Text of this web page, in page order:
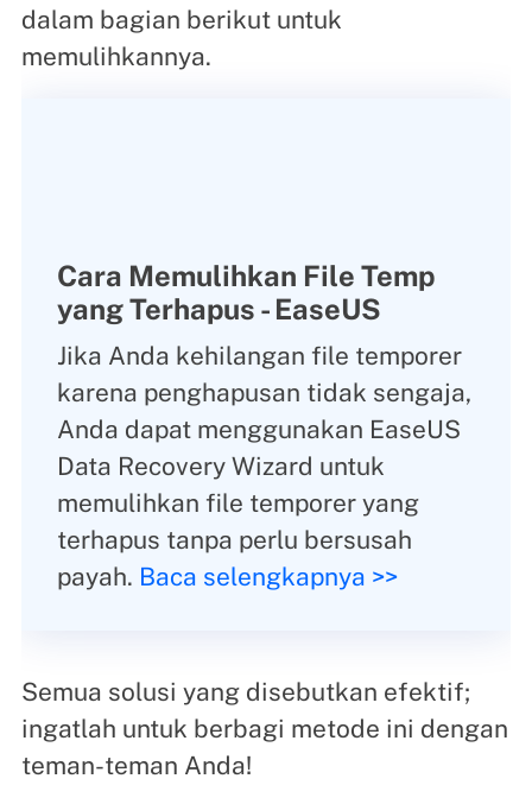
dalam bagian berikut untuk
memulihkannya.
Cara Memulihkan File Temp
yang Terhapus - EaseUS
Jika Anda kehilangan file temporer
karena penghapusan tidak sengaja,
Anda dapat menggunakan EaseUS
Data Recovery Wizard untuk
memulihkan file temporer yang
terhapus tanpa perlu bersusah
payah. Baca selengkapnya >>
Semua solusi yang disebutkan efektif;
ingatlah untuk berbagi metode ini dengan
teman-teman Anda!